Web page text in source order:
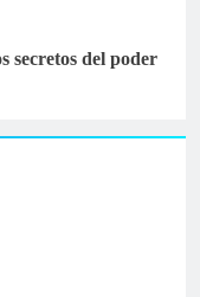
secretos del poder